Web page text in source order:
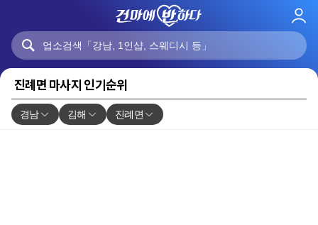
로
진례면 마사지 인기순위
경남 김해 진례면